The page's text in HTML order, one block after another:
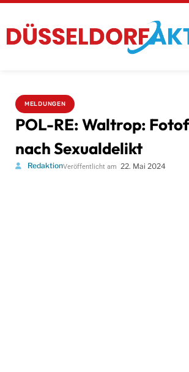
MELDUNGEN
POL-RE: Waltrop:
nach Sexualdelikt
RedaktionVeröffentlicht am 22. Mai 2024